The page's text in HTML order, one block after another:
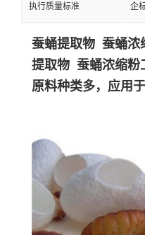
执行质量标准 企
蚕蛹提取物 蚕蛹浓
提取物 蚕蛹浓缩粉
原料种类多，应用